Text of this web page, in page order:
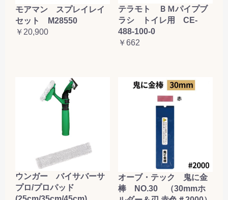
モアマン スプレイレイ
セット M28550
￥20,900
テラモト ＢＭパイプブ
ラシ トイレ用 CE-
488-100-0
￥662
ウンガー バイサバーサ
プロ/プロパッド
オーブ・テック 鬼に金
棒 NO.30 （30mmホ